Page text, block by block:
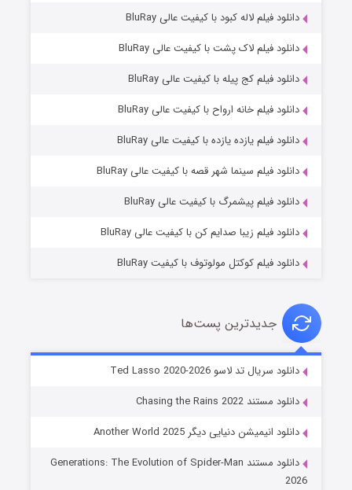
خاندان اژدها فصل ۳
دانلود فیلم لاله کبود با کیفیت عالی BluRay
دانلود فیلم لاک پشت با کیفیت عالی BluRay
دانلود فیلم کج‌ پیله با کیفیت عالی BluRay
دانلود فیلم خانه ارواح با کیفیت عالی BluRay
دانلود فیلم یازده یازده با کیفیت عالی BluRay
دانلود فیلم سینما شهر قصه با کیفیت عالی BluRay
دانلود فیلم پیشمرگ با کیفیت عالی BluRay
دانلود فیلم زیبا صدایم کن با کیفیت عالی BluRay
دانلود فیلم کوکتل مولوتوف با کیفیت BluRay
جدیدترین پست‌ها
دانلود سریال تد لاسو Ted Lasso 2020-2026
دانلود مستند Chasing the Rains 2022
دانلود انیمیشن دنیایی دیگر Another World 2025
دانلود مستند Generations: The Evolution of Spider-Man
2026